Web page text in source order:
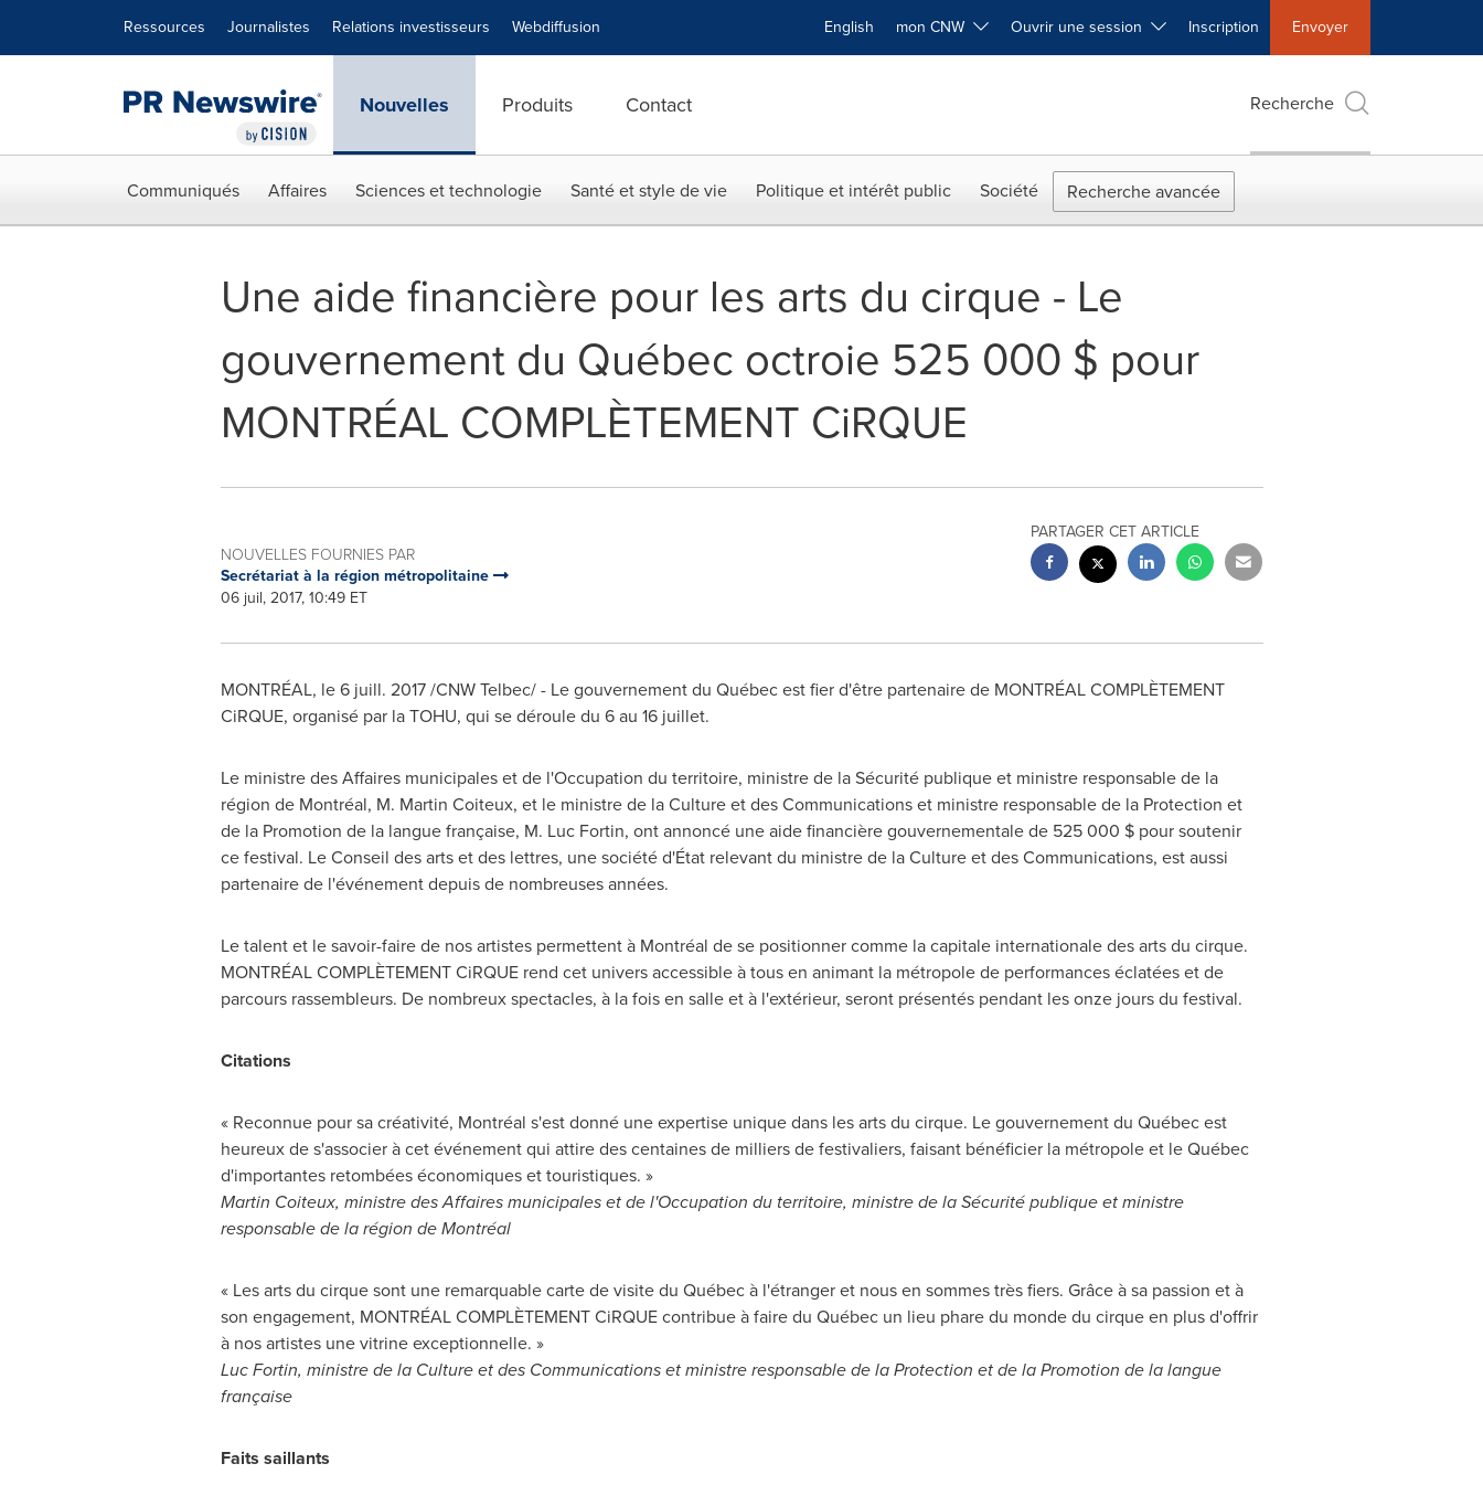
Ressources Journalistes Relations investisseurs Webdiffusion English mon CNW Ouvrir une session Inscription Envoyer
Nouvelles Produits Contact Recherche
Communiqués Affaires Sciences et technologie Santé et style de vie Politique et intérêt public Société Recherche avancée
Une aide financière pour les arts du cirque - Le
gouvernement du Québec octroie 525 000 $ pour
MONTRÉAL COMPLÈTEMENT CiRQUE
NOUVELLES FOURNIES PAR
Secrétariat à la région métropolitaine
06 juil, 2017, 10:49 ET
PARTAGER CET ARTICLE
MONTRÉAL, le 6 juill. 2017 /CNW Telbec/ - Le gouvernement du Québec est fier d'être partenaire de MONTRÉAL COMPLÈTEMENT
CiRQUE, organisé par la TOHU, qui se déroule du 6 au 16 juillet.
Le ministre des Affaires municipales et de l'Occupation du territoire, ministre de la Sécurité publique et ministre responsable de la
région de Montréal, M. Martin Coiteux, et le ministre de la Culture et des Communications et ministre responsable de la Protection et
de la Promotion de la langue française, M. Luc Fortin, ont annoncé une aide financière gouvernementale de 525 000 $ pour soutenir
ce festival. Le Conseil des arts et des lettres, une société d'État relevant du ministre de la Culture et des Communications, est aussi
partenaire de l'événement depuis de nombreuses années.
Le talent et le savoir-faire de nos artistes permettent à Montréal de se positionner comme la capitale internationale des arts du cirque.
MONTRÉAL COMPLÈTEMENT CiRQUE rend cet univers accessible à tous en animant la métropole de performances éclatées et de
parcours rassembleurs. De nombreux spectacles, à la fois en salle et à l'extérieur, seront présentés pendant les onze jours du festival.
Citations
« Reconnue pour sa créativité, Montréal s'est donné une expertise unique dans les arts du cirque. Le gouvernement du Québec est
heureux de s'associer à cet événement qui attire des centaines de milliers de festivaliers, faisant bénéficier la métropole et le Québec
d'importantes retombées économiques et touristiques. »
Martin Coiteux, ministre des Affaires municipales et de l'Occupation du territoire, ministre de la Sécurité publique et ministre
responsable de la région de Montréal
« Les arts du cirque sont une remarquable carte de visite du Québec à l'étranger et nous en sommes très fiers. Grâce à sa passion et à
son engagement, MONTRÉAL COMPLÈTEMENT CiRQUE contribue à faire du Québec un lieu phare du monde du cirque en plus d'offrir
à nos artistes une vitrine exceptionnelle. »
Luc Fortin, ministre de la Culture et des Communications et ministre responsable de la Protection et de la Promotion de la langue
française
Faits saillants